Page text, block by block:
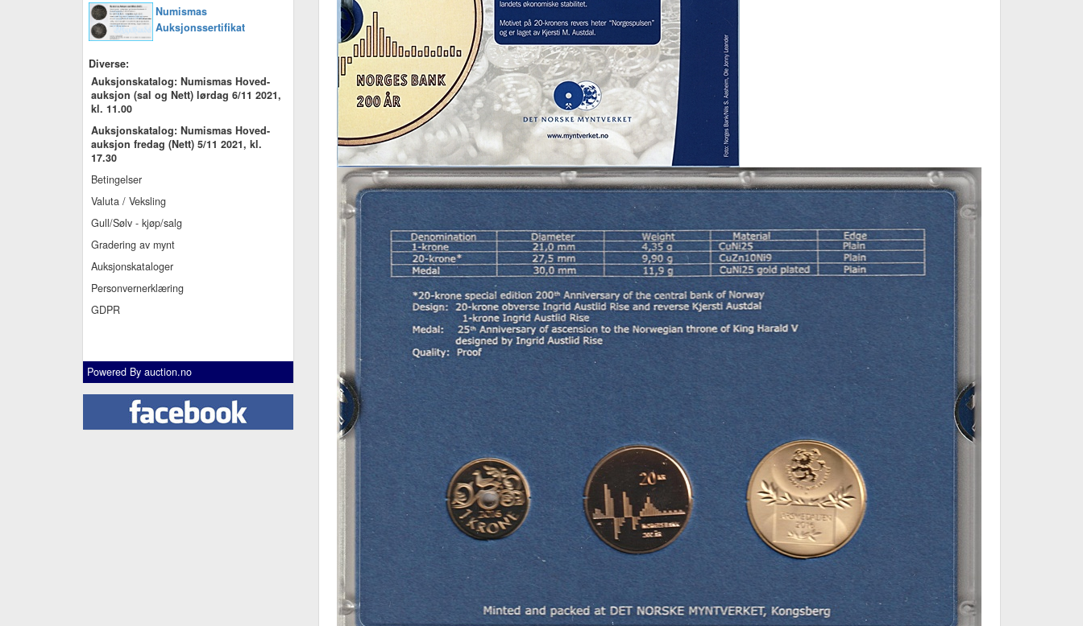
Numismas
Auksjonssertifikat
Diverse:
Auksjonskatalog: Numismas Hoved-
auksjon (sal og Nett) lørdag 6/11 2021,
kl. 11.00
Auksjonskatalog: Numismas Hoved-
auksjon fredag (Nett) 5/11 2021, kl.
17.30
Betingelser
Valuta / Veksling
Gull/Sølv - kjøp/salg
Gradering av mynt
Auksjonskataloger
Personvernerklæring
GDPR
Powered By auction.no